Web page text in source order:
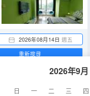
2026年08月14日 週五
2026年9月
日 一 二 三
四
重新搜尋